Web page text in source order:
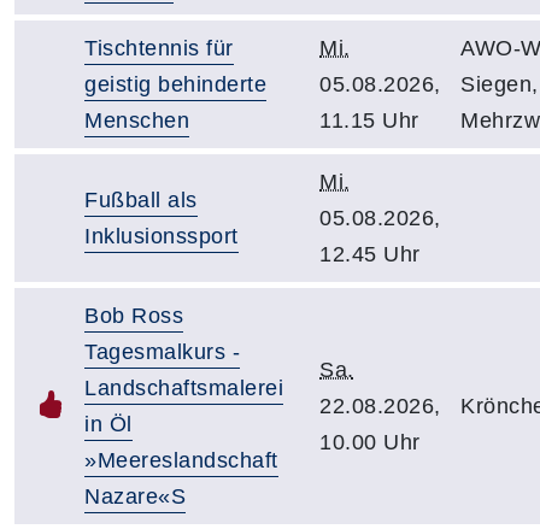
Tischtennis für
geistig behinderte
Menschen
Mi.
05.08.2026,
11.15 Uhr
AWO-
Siegen,
Fußball als
Inklusionssport
Mi.
05.08.2026,
12.45 Uhr
Bob Ross
Tagesmalkurs -
Landschaftsmalerei
in Öl
»Meereslandschaft
Nazare«S
Sa.
22.08.2026,
10.00 Uhr